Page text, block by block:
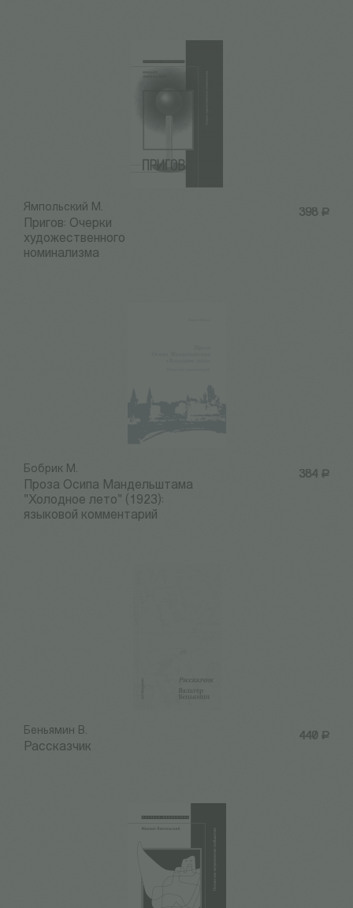
398 Р
Ямпольский М.
Пригов: Очерки
художественного
номинализма
384 Р
Бобрик М.
Проза Осипа Мандельштама
"Холодное лето" (1923):
языковой комментарий
440 Р
Беньямин В.
Рассказчик